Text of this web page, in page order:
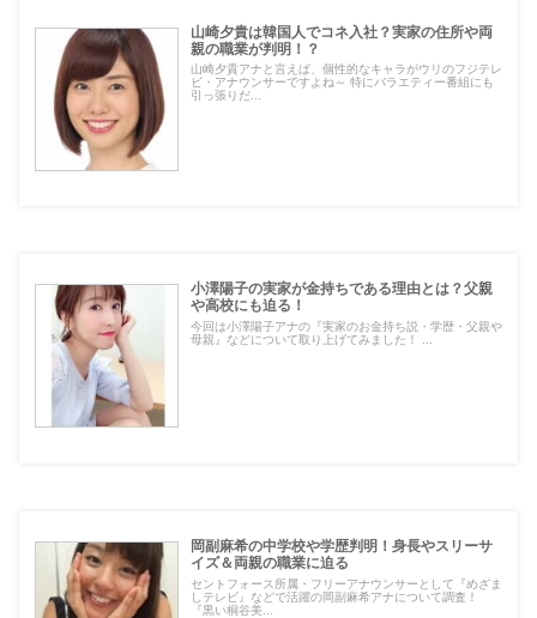
山崎夕貴は韓国人でコネ入社？実家の住所や両
親の職業が判明！？
山崎夕貴アナと言えば、個性的なキャラがウリのフジテレ
ビ・アナウンサーですよね～ 特にバラエティー番組にも
引っ張りだ...
小澤陽子の実家が金持ちである理由とは？父親
や高校にも迫る！
今回は小澤陽子アナの『実家のお金持ち説・学歴・父親や
母親』などについて取り上げてみました！ ...
岡副麻希の中学校や学歴判明！身長やスリーサ
イズ＆両親の職業に迫る
セントフォース所属・フリーアナウンサーとして『めざま
しテレビ』などで活躍の岡副麻希アナについて調査！
『黒い桐谷美...